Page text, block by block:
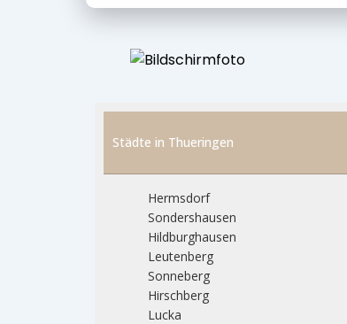
Städte in Thueringen
Hermsdorf
Sondershausen
Hildburghausen
Leutenberg
Sonneberg
Hirschberg
Lucka